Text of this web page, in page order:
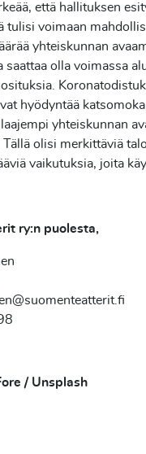
että hallituksen
tulisi voimaan
yhteiskunnan
saattaa olla voimassa
hyödyntää
yhteiskunnan
olisi merkittäviä
vaikutuksia, joita
ry:n puolesta,
/ Unsplash